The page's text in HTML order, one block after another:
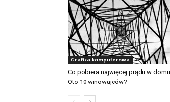
Grafika komputerowa
Co pobiera najwięcej prądu w domu
Oto 10 winowajców?